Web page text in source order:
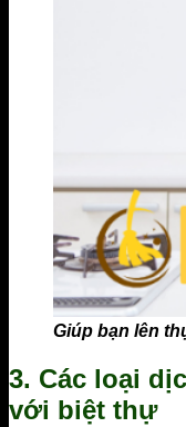
Giúp bạn lên
3. Các loại
với biệt thự